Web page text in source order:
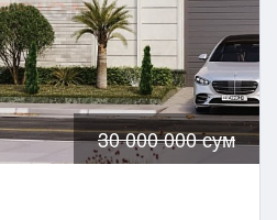
30 000 000 сум